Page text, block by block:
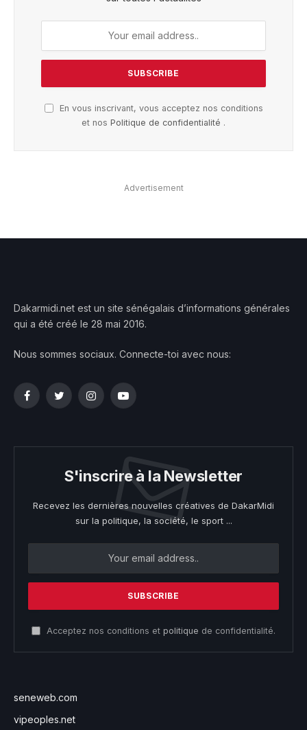
En vous inscrivant, vous acceptez nos conditions
et nos Politique de confidentialité .
Advertisement
Dakarmidi.net est un site sénégalais d’informations générales
qui a été créé le 28 mai 2016.
Nous sommes sociaux. Connecte-toi avec nous:
FacebookTwitterInstagramYouTube
S'inscrire à la Newsletter
Recevez les dernières nouvelles créatives de DakarMidi
sur la politique, la société, le sport ...
Acceptez nos conditions et politique de confidentialité.
seneweb.com
vipeoples.net